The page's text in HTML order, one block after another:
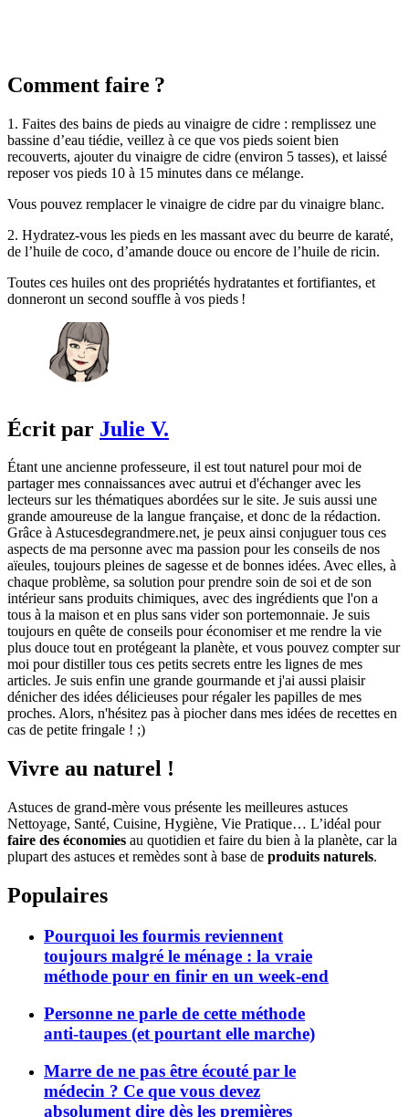
Comment faire ?
1. Faites des bains de pieds au vinaigre de cidre : remplissez une
bassine d’eau tiédie, veillez à ce que vos pieds soient bien
recouverts, ajouter du vinaigre de cidre (environ 5 tasses), et laissé
reposer vos pieds 10 à 15 minutes dans ce mélange.
Vous pouvez remplacer le vinaigre de cidre par du vinaigre blanc.
2. Hydratez-vous les pieds en les massant avec du beurre de karaté,
de l’huile de coco, d’amande douce ou encore de l’huile de ricin.
Toutes ces huiles ont des propriétés hydratantes et fortifiantes, et
donneront un second souffle à vos pieds !
Écrit par Julie V.
Étant une ancienne professeure, il est tout naturel pour moi de
partager mes connaissances avec autrui et d'échanger avec les
lecteurs sur les thématiques abordées sur le site. Je suis aussi une
grande amoureuse de la langue française, et donc de la rédaction.
Grâce à Astucesdegrandmere.net, je peux ainsi conjuguer tous ces
aspects de ma personne avec ma passion pour les conseils de nos
aïeules, toujours pleines de sagesse et de bonnes idées. Avec elles, à
chaque problème, sa solution pour prendre soin de soi et de son
intérieur sans produits chimiques, avec des ingrédients que l'on a
tous à la maison et en plus sans vider son portemonnaie. Je suis
toujours en quête de conseils pour économiser et me rendre la vie
plus douce tout en protégeant la planète, et vous pouvez compter sur
moi pour distiller tous ces petits secrets entre les lignes de mes
articles. Je suis enfin une grande gourmande et j'ai aussi plaisir
dénicher des idées délicieuses pour régaler les papilles de mes
proches. Alors, n'hésitez pas à piocher dans mes idées de recettes en
cas de petite fringale ! ;)
Vivre au naturel !
Astuces de grand-mère vous présente les meilleures astuces
Nettoyage, Santé, Cuisine, Hygiène, Vie Pratique… L’idéal pour
faire des économies au quotidien et faire du bien à la planète, car la
plupart des astuces et remèdes sont à base de produits naturels.
Populaires
Pourquoi les fourmis reviennent
toujours malgré le ménage : la vraie
méthode pour en finir en un week-end
Personne ne parle de cette méthode
anti-taupes (et pourtant elle marche)
Marre de ne pas être écouté par le
médecin ? Ce que vous devez
absolument dire dès les premières